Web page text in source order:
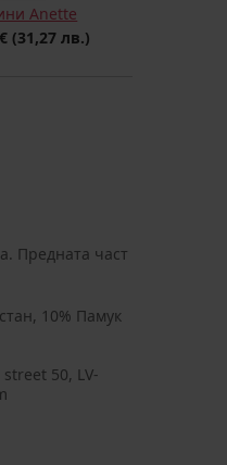
Anette
(31,27 лв.)
Предната част
10% Памук
50, LV-